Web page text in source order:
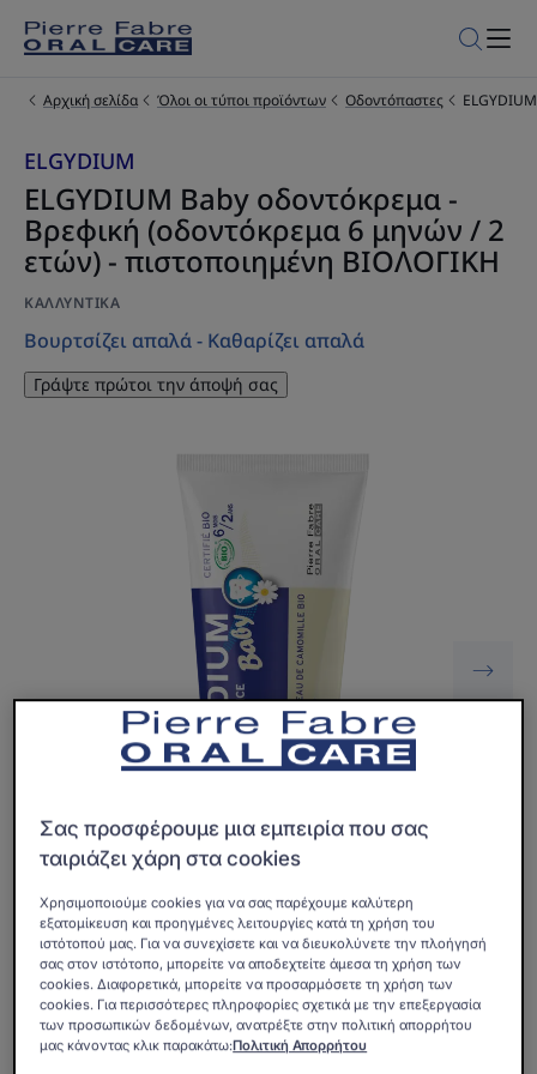
Αρχική σελίδα Όλοι οι τύποι προϊόντων Οδοντόπαστες
ELGYDIUM
ELGYDIUM Baby οδοντόκρεμα -
Βρεφική (οδοντόκρεμα 6 μηνών / 2
ετών) - πιστοποιημένη ΒΙΟΛΟΓΙΚΗ
ΚΑΛΛΥΝΤΙΚΆ
Βουρτσίζει απαλά - Καθαρίζει απαλά
Γράψτε πρώτοι την άποψή σας
Μια φυσική, πιστοποιημένη βιολογική οδοντόκρεμα που
καθαρίζει απαλά τα δόντια του μωρού.
Σας προσφέρουμε μια εμπειρία που σας
ταιριάζει χάρη στα cookies
Χρησιμοποιούμε cookies για να σας παρέχουμε καλύτερη
εξατομίκευση και προηγμένες λειτουργίες κατά τη χρήση του
ιστότοπού μας. Για να συνεχίσετε και να διευκολύνετε την πλοήγησή
σας στον ιστότοπο, μπορείτε να αποδεχτείτε άμεσα τη χρήση των
cookies. Διαφορετικά, μπορείτε να προσαρμόσετε τη χρήση των
cookies. Για περισσότερες πληροφορίες σχετικά με την επεξεργασία
των προσωπικών δεδομένων, ανατρέξτε στην πολιτική απορρήτου
μας κάνοντας κλικ παρακάτω:Πολιτική Απορρήτου